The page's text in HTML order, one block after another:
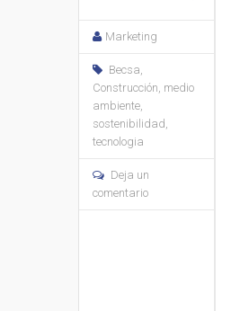
Marketing
Becsa,
Construcción, medio
ambiente,
sostenibilidad,
tecnologia
Deja un
comentario